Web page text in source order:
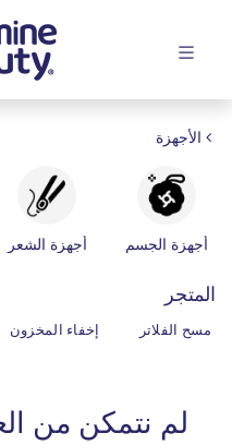
الأجهزة
أجهزة الجسم أجهزة الشعر
المتجر
مسح الفلاتر إخفاء المخزون
لم نتمكن من